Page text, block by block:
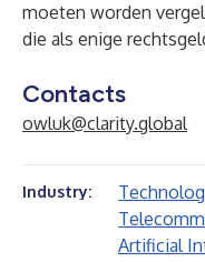
moeten worden
die als enige
Contacts
owluk@clarity.global
Industry:
Artificial